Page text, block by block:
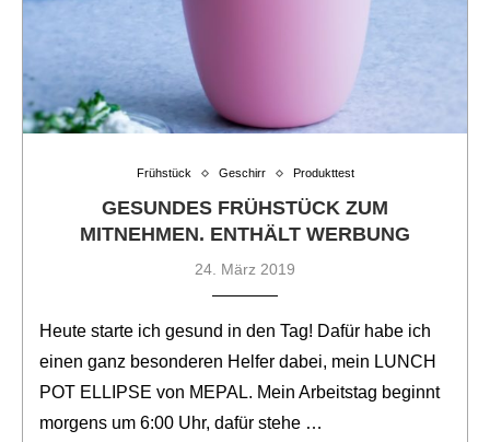
Frühstück Geschirr Produkttest
GESUNDES FRÜHSTÜCK ZUM
MITNEHMEN. ENTHÄLT WERBUNG
24. März 2019
Heute starte ich gesund in den Tag! Dafür habe ich
einen ganz besonderen Helfer dabei, mein LUNCH
POT ELLIPSE von MEPAL. Mein Arbeitstag beginnt
morgens um 6:00 Uhr, dafür stehe …